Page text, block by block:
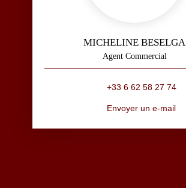
MICHELINE BESELGA
Agent Commercial
+33 6 62 58 27 74
Envoyer un e-mail